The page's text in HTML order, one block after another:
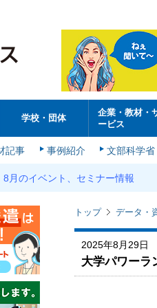
学校・団体
企業・教材・
ービス
記事 事例紹介 文部科学省
8月のイベント、セミナー情報
トップ データ・
2025年8月29日
大学パワーラ